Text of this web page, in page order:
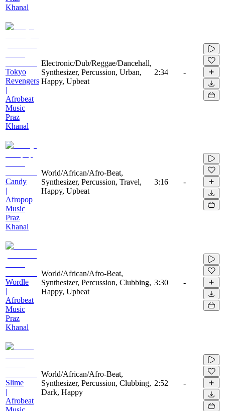
Khanal
Tokyo
Revengers
|
Afrobeat
Music
Praz
Khanal
Electronic/Dub/Reggae/Dancehall,
Synthesizer, Percussion, Urban,
Happy, Upbeat
2:34 -
Candy
|
Afropop
Music
Praz
Khanal
World/African/Afro-Beat,
Synthesizer, Percussion, Travel,
Happy, Upbeat
3:16 -
Wordle
|
Afrobeat
Music
Praz
Khanal
World/African/Afro-Beat,
Synthesizer, Percussion, Clubbing,
Happy, Upbeat
3:30 -
Slime
|
Afrobeat
World/African/Afro-Beat,
Synthesizer, Percussion, Clubbing,
Dark, Happy
2:52 -